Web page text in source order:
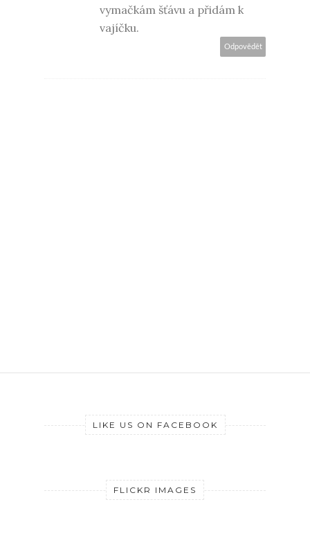
vymačkám šťávu a přidám k
vajíčku.
Odpovědět
LIKE US ON FACEBOOK
FLICKR IMAGES